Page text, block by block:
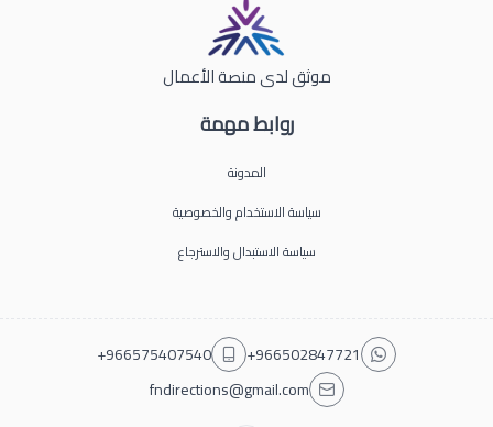
روابط مهمة
المدونة
سياسة الاستخدام والخصوصية
سياسة الاستبدال والاسترجاع
موثق لدى منصة الأعمال
+966502847721
+966575407540
fndirections@gmail.com